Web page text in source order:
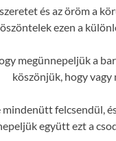
és az öröm a
ezen a
megünnepeljük a
köszönjük, hogy vagy
felcsendül,
együtt ezt a